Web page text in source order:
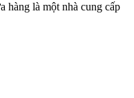
hàng là một nhà cung cấp